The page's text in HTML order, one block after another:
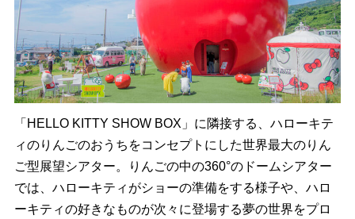
「HELLO KITTY SHOW BOX」に隣接する、ハローキテ
ィのりんごのおうちをコンセプトにした世界最大のりん
ご型展望シアター。りんごの中の360°のドームシアター
では、ハローキティがショーの準備をする様子や、ハロ
ーキティの好きなものが次々に登場する夢の世界をプロ